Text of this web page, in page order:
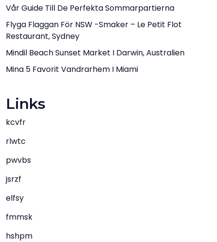
Vår Guide Till De Perfekta Sommarpartierna
Flyga Flaggan För NSW -smaker – Le Petit Flot
Restaurant, Sydney
Mindil Beach Sunset Market I Darwin, Australien
Mina 5 Favorit Vandrarhem I Miami
Links
kcvfr
rlwtc
pwvbs
jsrzf
elfsy
fmmsk
hshpm